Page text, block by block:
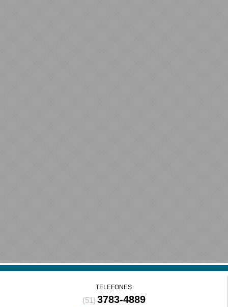
TELEFONES
(51) 3783-4889